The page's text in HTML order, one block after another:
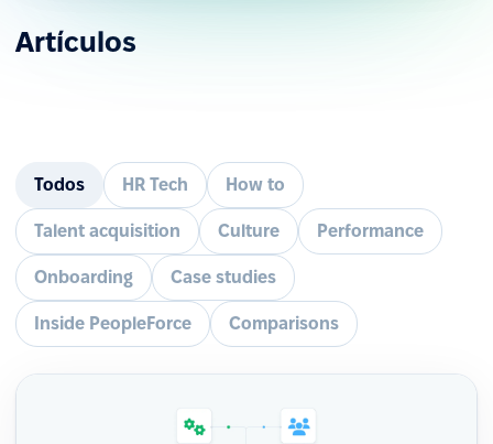
Artículos
Todos HR Tech How to
Talent acquisition Culture Performance
Onboarding Case studies
Inside PeopleForce Comparisons